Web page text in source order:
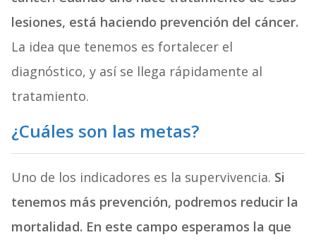
lesiones, está haciendo prevención del cáncer.
La idea que tenemos es fortalecer el
diagnóstico, y así se llega rápidamente al
tratamiento.
¿Cuáles son las metas?
Uno de los indicadores es la supervivencia. Si
tenemos más prevención, podremos reducir la
mortalidad. En este campo esperamos la que